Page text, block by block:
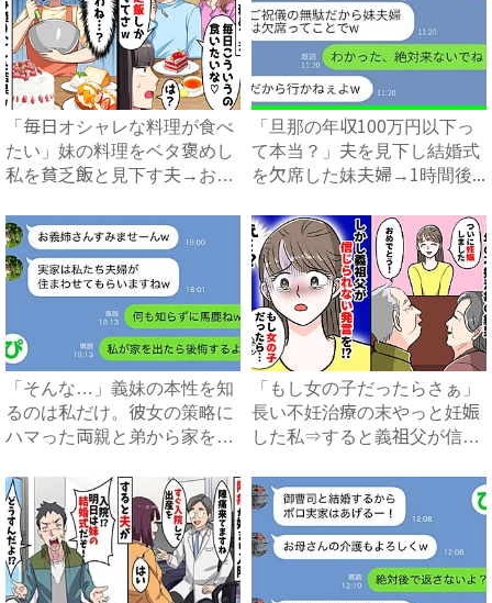
「毎日オシャレな料理が食べ
たい」妹の料理をベタ褒めし
私を貧乏飯と見下す夫→お望
「旦那の年収100万円以下っ
て本当？」夫を見下し結婚式
を欠席した妹夫婦→1時間後...
「そんな…」義妹の本性を知
るのは私だけ。彼女の策略に
ハマった両親と弟から家を追
「もし女の子だったらさぁ」
長い不妊治療の末やっと妊娠
した私⇒すると義祖父が信じ